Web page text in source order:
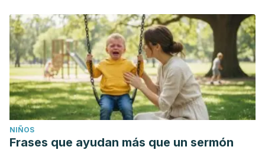
NIÑOS
Frases que ayudan más que un sermón